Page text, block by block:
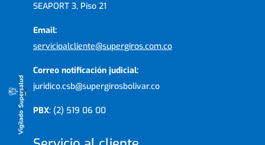
SEAPORT 3, Piso 21
Email:
servicioalcliente@supergiros.com.co
Correo notificación judicial:
juridico.csb@supergirosbolivar.co
PBX: (2) 519 06 00